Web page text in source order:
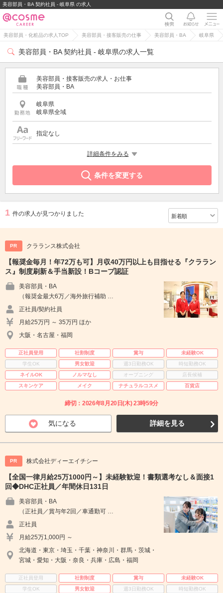
美容部員・BA 契約社員 - 岐阜県 の求人
美容部員・化粧品の求人TOP 美容部員・接客販売の仕事 美容部員・BA 岐阜県
美容部員・BA 契約社員 - 岐阜県の求人一覧
美容部員・接客販売の求人・お仕事
美容部員・BA
岐阜県
岐阜県全域
指定なし
詳細条件をみる
条件を変更する
1 件の求人が見つかりました
PR クラランス株式会社
【報奨金毎月！年72万も可】月収40万円以上も目指せる『クララン
ス』制度刷新＆手当新設！Bコープ認証
美容部員・BA
（報奨金最大6万／海外旅行補助 …
正社員/契約社員
月給25万円 ～ 35万円 ほか
大阪・名古屋・福岡
正社員登用 社割制度 賞与
未経験OK
学生OK
男女歓迎 週3日勤務OK
時短勤務OK
ネイルOK
ノルマなし オープニング
店長候補
スキンケア
メイク ナチュラルコスメ 百貨店
締切：2026年8月20日(木) 23時59分
気になる 詳細を見る
PR 株式会社ディーエイチシー
【全国一律月給25万1000円～】未経験歓迎！書類選考なし＆面接1
回◆DHC正社員／年間休日131日
美容部員・BA
（正社員／賞与年2回／車通勤可 …
正社員
月給25万1,000円 ～
北海道・東京・埼玉・千葉・神奈川・群馬・茨城・
宮城・愛知・大阪・奈良・兵庫・広島・福岡
正社員登用 社割制度 賞与
未経験OK
学生OK
男女歓迎 週3日勤務OK
時短勤務OK